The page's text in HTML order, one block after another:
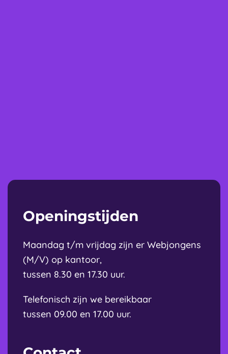
Openingstijden
Maandag t/m vrijdag zijn er Webjongens
(M/V) op kantoor,
tussen 8.30 en 17.30 uur.
Telefonisch zijn we bereikbaar
tussen 09.00 en 17.00 uur.